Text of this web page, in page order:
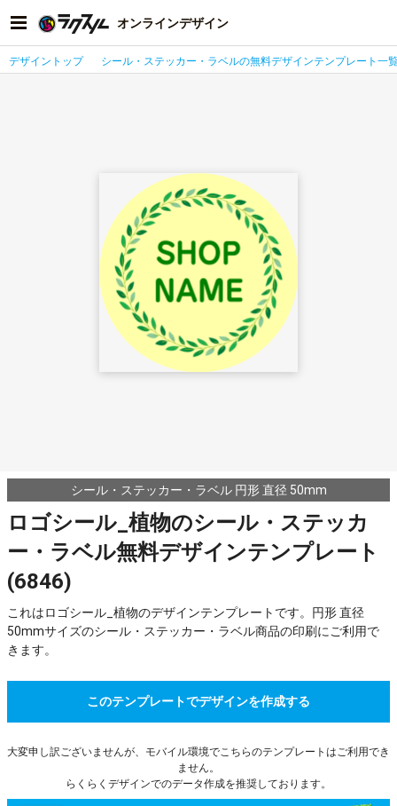
オンラインデザイン
デザイントップ シール・ステッカー・ラベルの無料デザインテンプレート一
シール・ステッカー・ラベル 円形 直径 50mm
ロゴシール_植物のシール・ステッカ
ー・ラベル無料デザインテンプレート
(6846)
これはロゴシール_植物のデザインテンプレートです。円形 直径
50mmサイズのシール・ステッカー・ラベル商品の印刷にご利用で
きます。
このテンプレートでデザインを作成する
大変申し訳ございませんが、モバイル環境でこちらのテンプレートはご利用でき
ません。
らくらくデザインでのデータ作成を推奨しております。